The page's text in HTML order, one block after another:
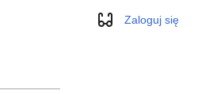
WyglądZaloguj się